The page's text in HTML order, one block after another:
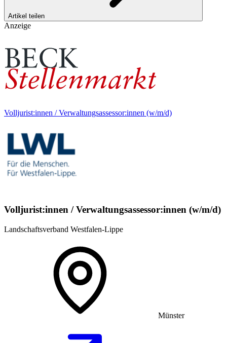
Artikel teilen
Anzeige
Volljurist:innen / Verwaltungsassessor:innen (w/m/d)
Volljurist:innen / Verwaltungsassessor:innen (w/m/d)
Landschaftsverband Westfalen-Lippe
Münster